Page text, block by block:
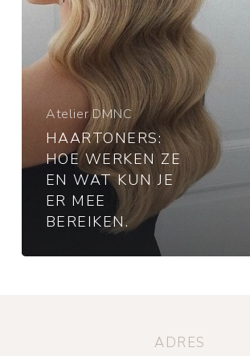
bereiken.
Atelier DMNC
HAARTONERS:
HOE WERKEN ZE
EN WAT KUN JE
ER MEE
BEREIKEN.
ADRES